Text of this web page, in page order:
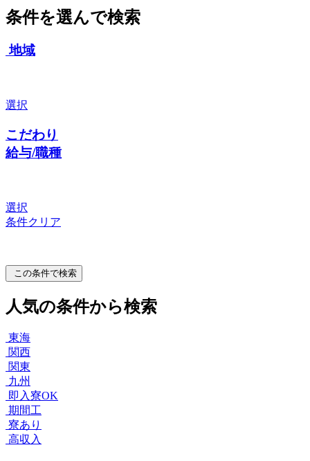
条件を選んで検索
地域
選択
こだわり
給与/職種
選択
条件クリア
この条件で検索
人気の条件から検索
東海
関西
関東
九州
即入寮OK
期間工
寮あり
高収入